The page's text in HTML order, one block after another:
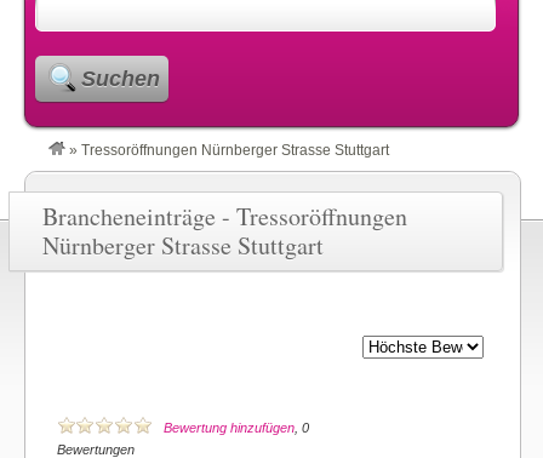
Suchen
» Tressoröffnungen Nürnberger Strasse Stuttgart
Brancheneinträge - Tressoröffnungen
Nürnberger Strasse Stuttgart
Bewertung hinzufügen , 0
Bewertungen